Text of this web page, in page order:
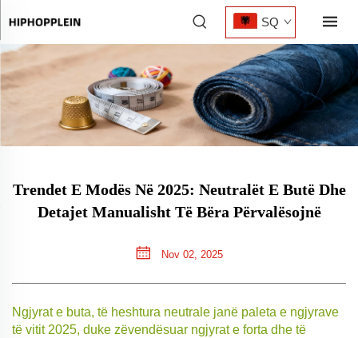
SQ
Trendet E Modës Në 2025: Neutralët E Butë Dhe
Detajet Manualisht Të Bëra Përvalësojnë
Nov 02, 2025
Ngjyrat e buta, të heshtura neutrale janë paleta e ngjyrave
të vitit 2025, duke zëvendësuar ngjyrat e forta dhe të